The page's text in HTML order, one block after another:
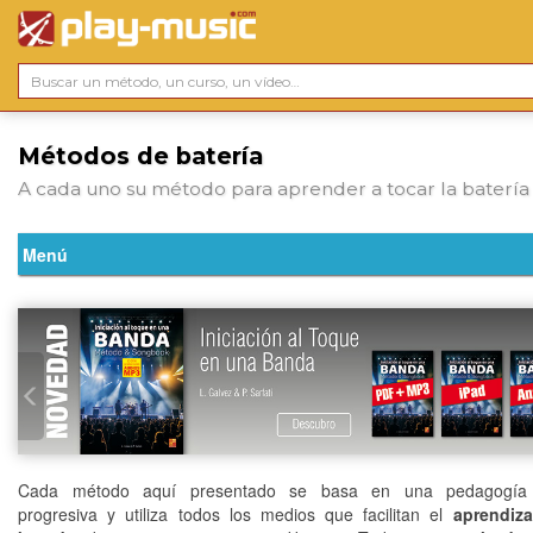
Métodos de batería
A cada uno su método para aprender a tocar la batería
Cada método aquí presentado se basa en una pedagogía
progresiva y utiliza todos los medios que facilitan el